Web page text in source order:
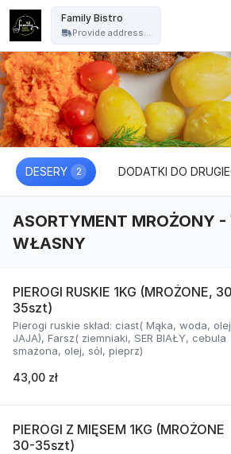
Family Bistro
Provide address...
DESERY 2 DODATKI DO
ASORTYMENT MROŻONY -
WŁASNY
PIEROGI RUSKIE 1KG (MROŻONE,
35szt)
Pierogi ruskie skład: ciast( Mąka, woda,
JAJA), Farsz( ziemniaki, SER BIAŁY, cebula
smażona, olej, sól, pieprz)
43,00 zł
PIEROGI Z MIĘSEM 1KG (MROŻONE
30-35szt)